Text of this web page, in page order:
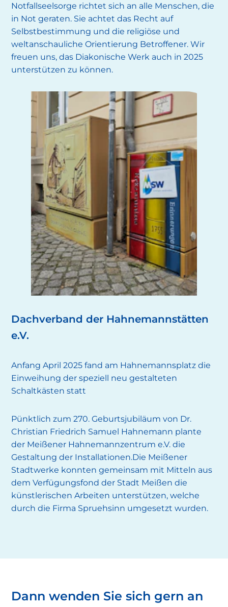
Notfallseelsorge richtet sich an alle Menschen, die
in Not geraten. Sie achtet das Recht auf
Selbstbestimmung und die religiöse und
weltanschauliche Orientierung Betroffener. Wir
freuen uns, das Diakonische Werk auch in 2025
unterstützen zu können.
Dachverband der Hahnemannstätten
e.V.
Anfang April 2025 fand am Hahnemannsplatz die
Einweihung der speziell neu gestalteten
Schaltkästen statt
Pünktlich zum 270. Geburtsjubiläum von Dr.
Christian Friedrich Samuel Hahnemann plante
der Meißener Hahnemannzentrum e.V. die
Gestaltung der Installationen.Die Meißener
Stadtwerke konnten gemeinsam mit Mitteln aus
dem Verfügungsfond der Stadt Meißen die
künstlerischen Arbeiten unterstützen, welche
durch die Firma Spruehsinn umgesetzt wurden.
Dann wenden Sie sich gern an